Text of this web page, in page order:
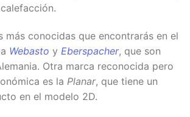
más conocidas que encontrarás en el
Webasto y Eberspacher, que son
Otra marca reconocida pero
es la Planar, que tiene un
en el modelo 2D.